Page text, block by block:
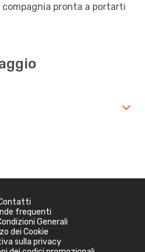
compagnia pronta a portarti
frequenti
Generali
dei Cookie
sulla privacy